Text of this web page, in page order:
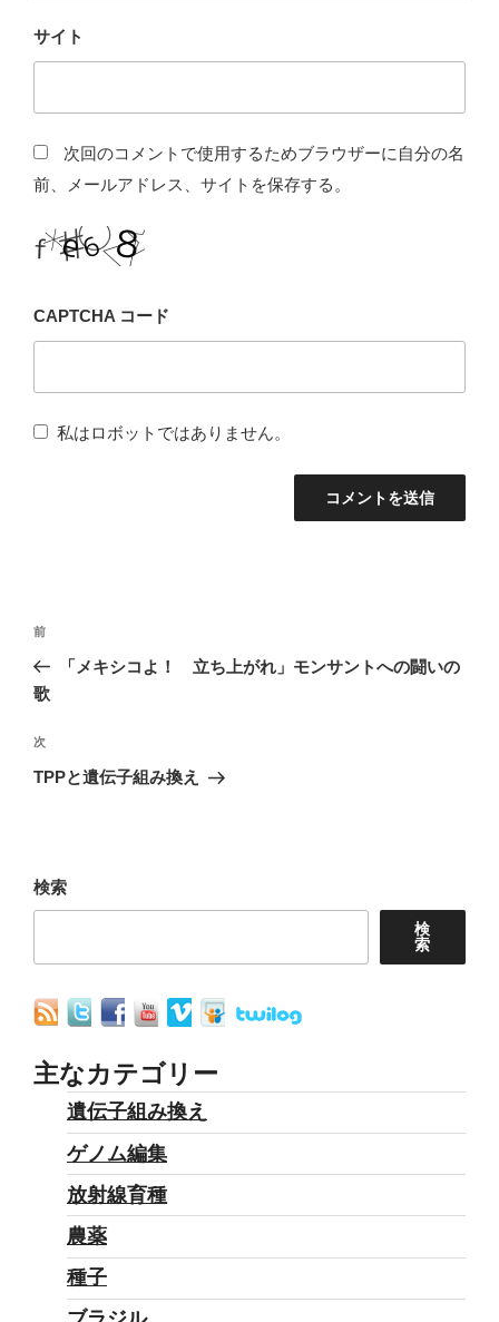
サイト
次回のコメントで使用するためブラウザーに自分の名
前、メールアドレス、サイトを保存する。
CAPTCHA コード
私はロボットではありません。
投
稿
ナ
ゲ
ー
ン
前
の
投
前
「メキシコよ！ 立ち上がれ」モンサントへの闘いの
歌
次
の
次
TPPと遺伝子組み換え
検索
検
索
主なカテゴリー
遺伝子組み換え
ゲノム編集
放射線育種
農薬
種子